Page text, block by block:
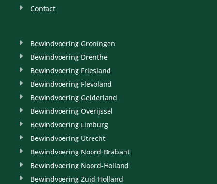
Contact
Bewindvoering Groningen
Bewindvoering Drenthe
Bewindvoering Friesland
Bewindvoering Flevoland
Bewindvoering Gelderland
Bewindvoering Overijssel
Bewindvoering Limburg
Bewindvoering Utrecht
Bewindvoering Noord-Brabant
Bewindvoering Noord-Holland
Bewindvoering Zuid-Holland